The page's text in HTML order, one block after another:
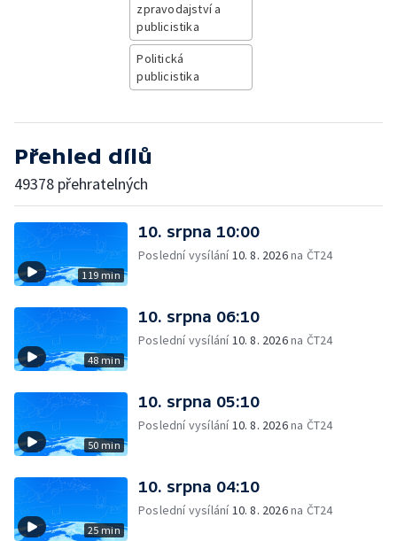
zpravodajství a
publicistika
Politická
publicistika
Přehled dílů
49378 přehratelných
119 min
10. srpna 10:00
Poslední vysílání10. 8. 2026na ČT24
48 min
10. srpna 06:10
Poslední vysílání10. 8. 2026na ČT24
50 min
10. srpna 05:10
Poslední vysílání10. 8. 2026na ČT24
25 min
10. srpna 04:10
Poslední vysílání10. 8. 2026na ČT24